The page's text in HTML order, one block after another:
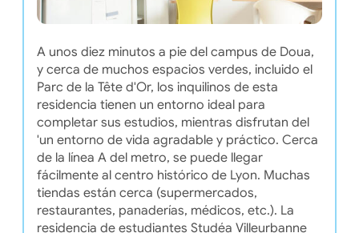
A unos diez minutos a pie del campus de Doua,
y cerca de muchos espacios verdes, incluido el
Parc de la Tête d'Or, los inquilinos de esta
residencia tienen un entorno ideal para
completar sus estudios, mientras disfrutan del
'un entorno de vida agradable y práctico. Cerca
de la línea A del metro, se puede llegar
fácilmente al centro histórico de Lyon. Muchas
tiendas están cerca (supermercados,
restaurantes, panaderías, médicos, etc.). La
residencia de estudiantes Studéa Villeurbanne